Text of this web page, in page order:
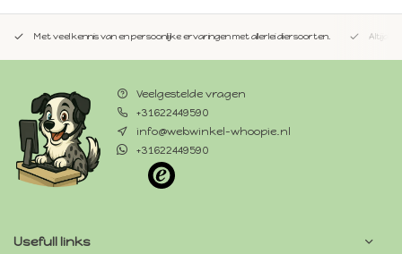
Met veel kennis van en persoonlijke ervaringen met allerlei diersoorten. Altijd
Veelgestelde vragen
+31622449590
info@webwinkel-whoopie.nl
+31622449590
Usefull links